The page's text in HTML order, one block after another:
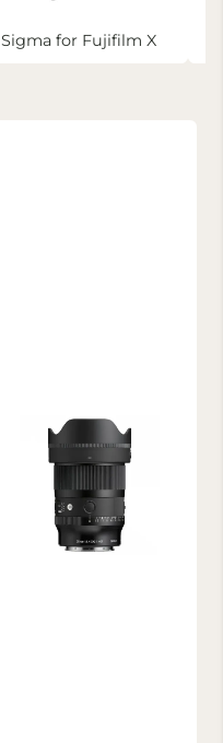
Sigma for Fujifilm X